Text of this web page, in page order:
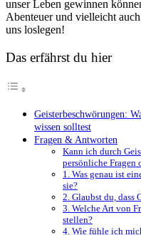
unser Leben gewinnen
Abenteuer und vielleicht
uns loslegen!
Das erfährst du hier
Geisterbeschwörungen:
wissen solltest
Fragen & Antworten
Kann ich durch
persönliche Fragen
1. Was genau ist
sie?
2. ‍Glaubst du, dass
3. ⁣Welche Art von
stellen?
4. Wie fühle ich